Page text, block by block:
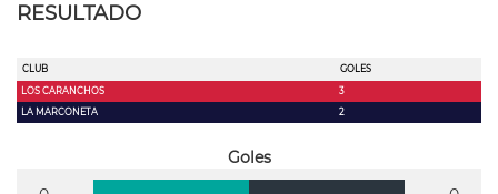
RESULTADO
CLUB
GOLES
LOS CARANCHOS
3
LA MARCONETA
2
Goles